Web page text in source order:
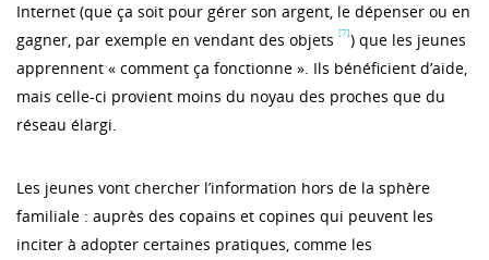
Internet (que ça soit pour gérer son argent, le dépenser ou en
gagner, par exemple en vendant des objets [7]) que les jeunes
apprennent « comment ça fonctionne ». Ils bénéficient d’aide,
mais celle-ci provient moins du noyau des proches que du
réseau élargi.
Les jeunes vont chercher l’information hors de la sphère
familiale : auprès des copains et copines qui peuvent les
inciter à adopter certaines pratiques, comme les